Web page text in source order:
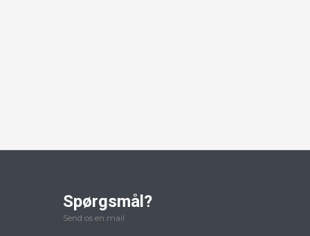
Spørgsmål?
Send os en mail